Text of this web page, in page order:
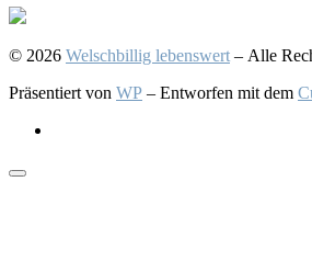
© 2026 Welschbillig lebenswert– Alle
Präsentiert von WP – Entworfen mit dem